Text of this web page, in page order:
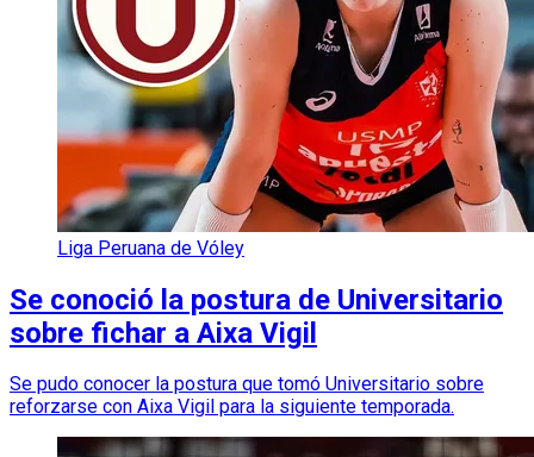
Liga Peruana de Vóley
Se conoció la postura de Universitario
sobre fichar a Aixa Vigil
Se pudo conocer la postura que tomó Universitario sobre
reforzarse con Aixa Vigil para la siguiente temporada.